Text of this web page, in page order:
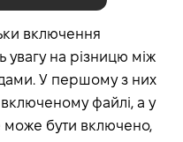
включення
увагу на різницю між
У першому з них
файлі, а у
може бути включено,